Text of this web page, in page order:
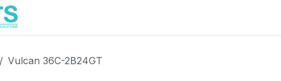
Vulcan 36C-2B24GT